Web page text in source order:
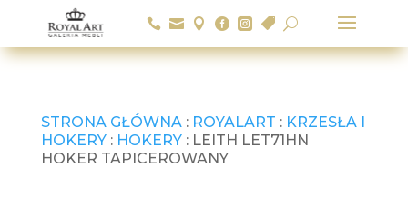
      U
STRONA GŁÓWNA: ROYALART : KRZESŁA I
HOKERY: HOKERY: LEITH LET71HN
HOKER TAPICEROWANY